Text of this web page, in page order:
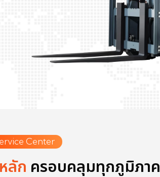
Center
ลัก ครอบคลุมทุกภูมิภาค